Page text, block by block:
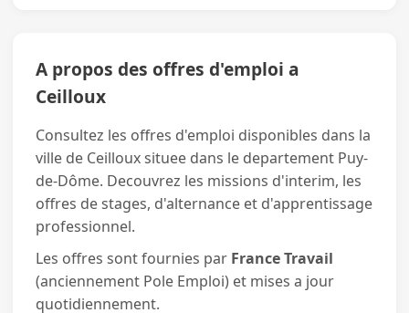
A propos des offres d'emploi a
Ceilloux
Consultez les offres d'emploi disponibles dans la
ville de Ceilloux situee dans le departement Puy-
de-Dôme. Decouvrez les missions d'interim, les
offres de stages, d'alternance et d'apprentissage
professionnel.
Les offres sont fournies par France Travail
(anciennement Pole Emploi) et mises a jour
quotidiennement.